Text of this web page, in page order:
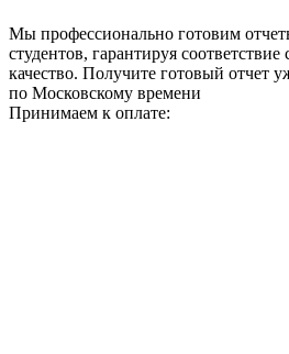
Мы профессионально готовим
студентов, гарантируя
качество. Получите готовый отчет
по Московскому времени
Принимаем к оплате: